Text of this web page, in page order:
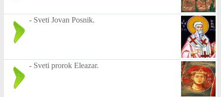
- Sveti Jovan Posnik.
- Sveti prorok Eleazar.